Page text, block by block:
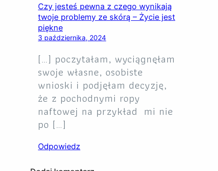
Czy jesteś pewna z czego wynikają
twoje problemy ze skórą – Życie jest
piękne
3 października, 2024
[…] poczytałam, wyciągnęłam
swoje własne, osobiste
wnioski i podjęłam decyzję,
że z pochodnymi ropy
naftowej na przykład mi nie
po […]
Odpowiedz